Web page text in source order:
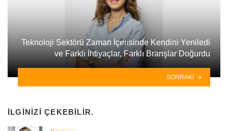
Teknoloji Sektörü Zaman İçerisinde Kendini Yeniledi
ve Farklı İhtiyaçlar, Farklı Branşlar Doğurdu
SONRAKI
İLGINIZI ÇEKEBILIR.